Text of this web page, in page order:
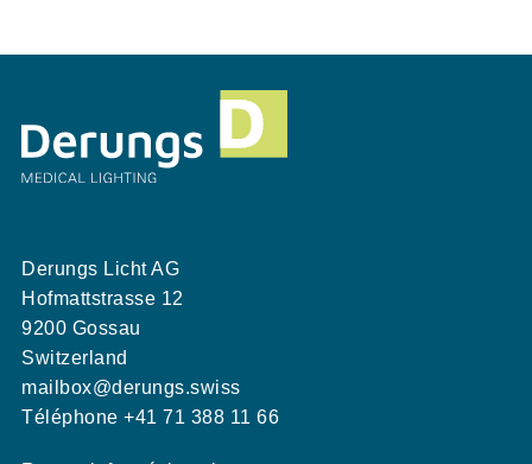
Derungs Licht AG
Hofmattstrasse 12
9200 Gossau
Switzerland
mailbox@derungs.swiss
Téléphone +41 71 388 11 66